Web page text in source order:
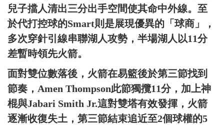
兒子擋人清出三分出手空間使其命中外線。至
於代打控球的Smart則是展現優異的「球商」，
多次穿針引線串聯湖人攻勢，半場湖人以11分
差暫時領先火箭。
面對雙位數落後，火箭在易籃後於第三節找到
節奏，Amen Thompson此節獨攬11分，加上神
棍與Jabari Smith Jr.這對雙塔有效發揮，火箭
逐漸收復失土，第三節結束追近至2個球權的5